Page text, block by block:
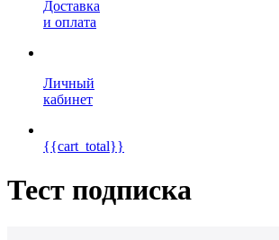
Доставка
и оплата
Личный
кабинет
{{cart_total}}
Тест подписка